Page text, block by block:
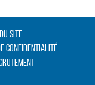
site
confidentialité